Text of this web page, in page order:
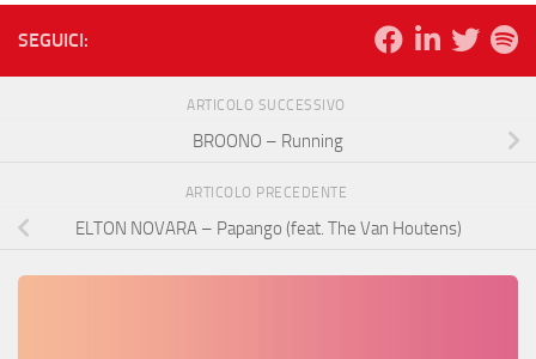
SEGUICI:
ARTICOLO SUCCESSIVO
BROONO – Running
ARTICOLO PRECEDENTE
ELTON NOVARA – Papango (feat. The Van Houtens)